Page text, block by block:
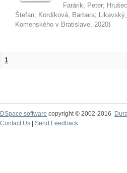
Farárik, Peter;
Štefan; Kordíková, Barbara;
Komenského v Bratislave, 2020)
1
DSpace software copyright © 2002-2016
Contact Us
Send Feedback